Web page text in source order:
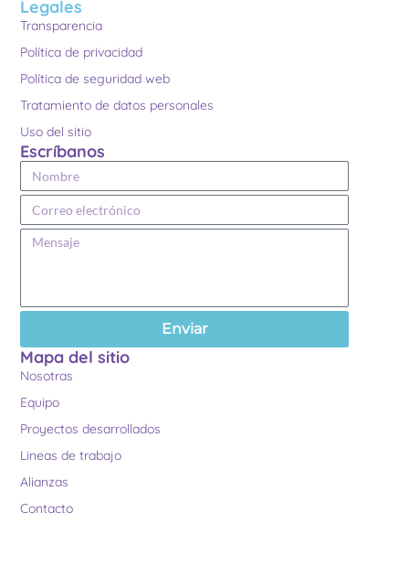
Legales
Transparencia
Política de privacidad
Política de seguridad web
Tratamiento de datos personales
Uso del sitio
Escríbanos
Enviar
Mapa del sitio
Nosotras
Equipo
Proyectos desarrollados
Lineas de trabajo
Alianzas
Contacto